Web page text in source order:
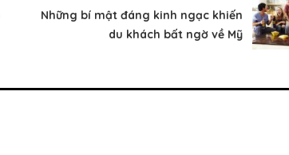
Những bí mật đáng kinh ngạc khiến
du khách bất ngờ về Mỹ